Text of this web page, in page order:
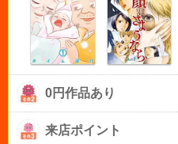
0円作品あり
来店ポイント